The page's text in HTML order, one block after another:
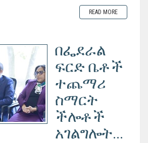
READ MORE
በፌደራል
ፍርድ ቤቶች
ተጨማሪ
ስማርት
ችሎቶች
አገልግሎት...